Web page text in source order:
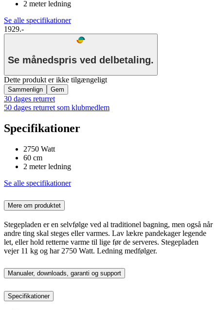
2 meter ledning
Se alle specifikationer
1929.-
Se månedspris ved delbetaling.
Dette produkt er ikke tilgængeligt
Sammenlign Gem
30 dages returret
50 dages returret som klubmedlem
Specifikationer
2750 Watt
60 cm
2 meter ledning
Se alle specifikationer
Mere om produktet
Stegepladen er en selvfølge ved al traditionel bagning, men også når
andre ting skal steges eller varmes. Lav lækre pandekager legende
let, eller hold retterne varme til lige før de serveres. Stegepladen
vejer 11 kg og har 2750 Watt. Ledning medfølger.
Manualer, downloads, garanti og support
Specifikationer